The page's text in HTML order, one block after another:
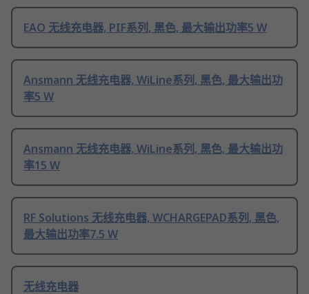
EAO 无线充电器, PIF系列, 黑色, 最大输出功率5 W
Ansmann 无线充电器, WiLine系列, 黑色, 最大输出功
率5 W
Ansmann 无线充电器, WiLine系列, 黑色, 最大输出功
率15 W
RF Solutions 无线充电器, WCHARGEPAD系列, 黑色,
最大输出功率7.5 W
无线充电器